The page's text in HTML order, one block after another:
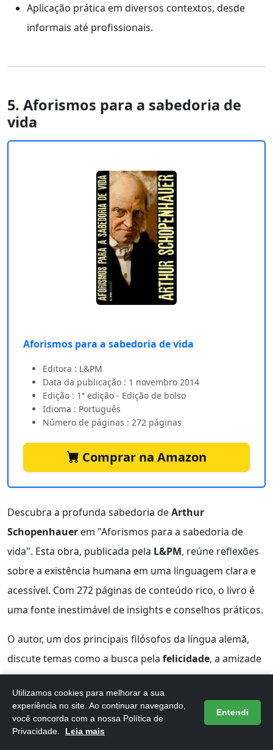
Aplicação prática em diversos contextos, desde
informais até profissionais.
5. Aforismos para a sabedoria de
vida
Aforismos para a sabedoria de vida
Editora : L&PM
Data da publicação : 1 novembro 2014
Edição : 1ª edição - Edição de bolso
Idioma : Português
Número de páginas : 272 páginas
Comprar na Amazon
Descubra a profunda sabedoria deArthur
Schopenhauer em "Aforismos para a sabedoria de
vida". Esta obra, publicada pela L&PM, reúne reflexões
sobre a existência humana em uma linguagem clara e
acessível. Com 272 páginas de conteúdo rico, o livro é
uma fonte inestimável de insights e conselhos práticos.
O autor, um dos principais filósofos da língua alemã,
discute temas como a busca pela felicidade, a amizade
e o valor da simplicidade. Schopenhauer propõe uma
visão serena da vida, oferecendo ao leitor ferramentas
para lidar com as complexidades e os desafios que
todos enfrentamos. Sua capacidade de integrar
Utilizamos cookies para melhorar a sua
experiência no site. Ao continuar navegando,
você concorda com a nossa Política de
Privacidade.
Leia mais
Entendi